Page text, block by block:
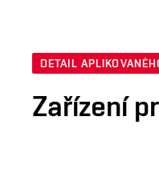
DETAIL
Zařízení